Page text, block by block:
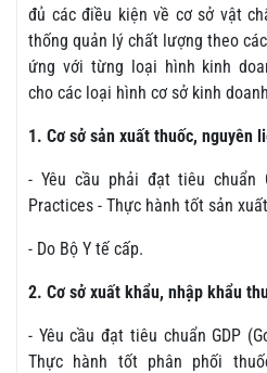
đủ các điều kiện về cơ sở vật
thống quản lý chất lượng theo các
ứng với từng loại hình kinh
cho các loại hình cơ sở kinh
1. Cơ sở sản xuất thuốc, nguyên
- Yêu cầu phải đạt tiêu chuẩn
Practices - Thực hành tốt sản
- Do Bộ Y tế cấp.
2. Cơ sở xuất khẩu, nhập khẩu
- Yêu cầu đạt tiêu chuẩn GDP
Thực hành tốt phân phối